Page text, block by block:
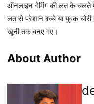
ऑनलाइन गेमिंग की लत के चलते
लत से परेशान बच्चे या युवक
खूनी तक बनए गए।
About Author